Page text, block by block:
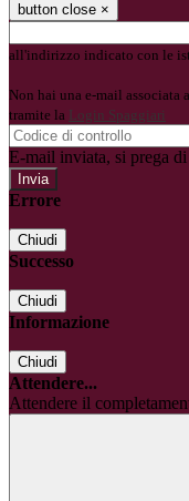
button close ×
all'indirizzo indicato con le
Non hai una e-mail associata
tramite la Login Spaggiari
E-mail inviata, si prega
Errore
Chiudi
Successo
Chiudi
Informazione
Chiudi
Attendere...
Attendere il